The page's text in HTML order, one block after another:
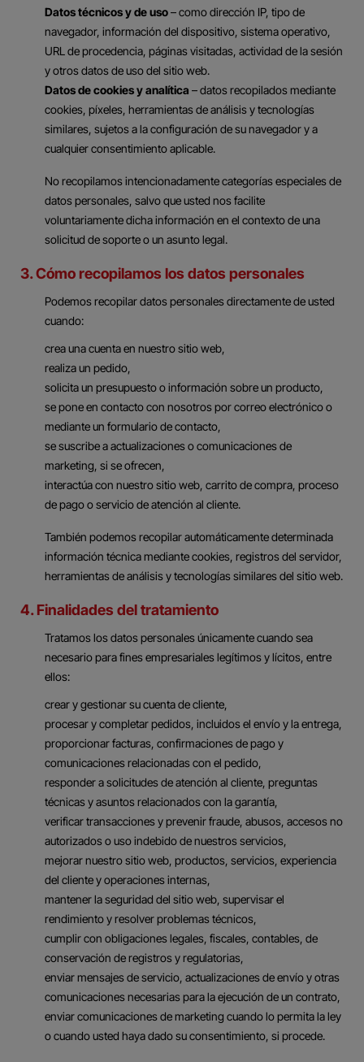
Datos técnicos y de uso– como dirección IP, tipo de
navegador, información del dispositivo, sistema operativo,
URL de procedencia, páginas visitadas, actividad de la sesión
y otros datos de uso del sitio web.
Datos de cookies y analítica – datos recopilados mediante
cookies, píxeles, herramientas de análisis y tecnologías
similares, sujetos a la configuración de su navegador y a
cualquier consentimiento aplicable.
No recopilamos intencionadamente categorías especiales de
datos personales, salvo que usted nos facilite
voluntariamente dicha información en el contexto de una
solicitud de soporte o un asunto legal.
3. Cómo recopilamos los datos personales
Podemos recopilar datos personales directamente de usted
cuando:
crea una cuenta en nuestro sitio web,
realiza un pedido,
solicita un presupuesto o información sobre un producto,
se pone en contacto con nosotros por correo electrónico o
mediante un formulario de contacto,
se suscribe a actualizaciones o comunicaciones de
marketing, si se ofrecen,
interactúa con nuestro sitio web, carrito de compra, proceso
de pago o servicio de atención al cliente.
También podemos recopilar automáticamente determinada
información técnica mediante cookies, registros del servidor,
herramientas de análisis y tecnologías similares del sitio web.
4. Finalidades del tratamiento
Tratamos los datos personales únicamente cuando sea
necesario para fines empresariales legítimos y lícitos, entre
ellos:
crear y gestionar su cuenta de cliente,
procesar y completar pedidos, incluidos el envío y la entrega,
proporcionar facturas, confirmaciones de pago y
comunicaciones relacionadas con el pedido,
responder a solicitudes de atención al cliente, preguntas
técnicas y asuntos relacionados con la garantía,
verificar transacciones y prevenir fraude, abusos, accesos no
autorizados o uso indebido de nuestros servicios,
mejorar nuestro sitio web, productos, servicios, experiencia
del cliente y operaciones internas,
mantener la seguridad del sitio web, supervisar el
rendimiento y resolver problemas técnicos,
cumplir con obligaciones legales, fiscales, contables, de
conservación de registros y regulatorias,
enviar mensajes de servicio, actualizaciones de envío y otras
comunicaciones necesarias para la ejecución de un contrato,
enviar comunicaciones de marketing cuando lo permita la ley
o cuando usted haya dado su consentimiento, si procede.